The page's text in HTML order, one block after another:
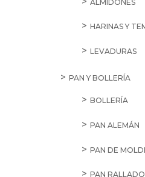
ALMIDONES
HARINAS Y
LEVADURAS
PAN Y BOLLERÍA
BOLLERÍA
PAN ALEMÁN
PAN DE
PAN RALLADO